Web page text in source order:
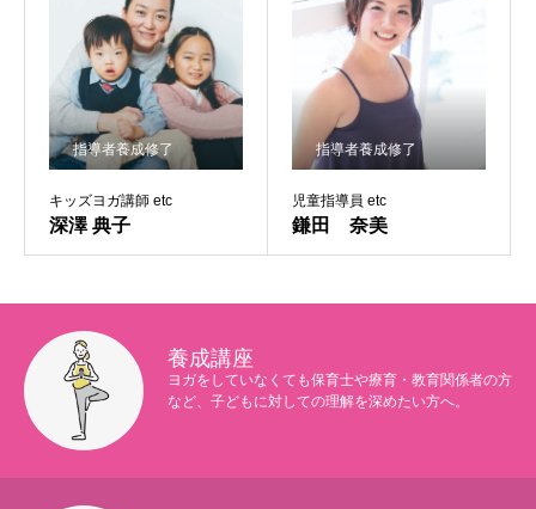
キッズヨガ講師 etc
深澤 典子
指導者養成修了
児童指導員 etc
鎌田 奈美
指導者養成修了
養成講座
ヨガをしていなくても保育士や療育・教育関係者の方
など、子どもに対しての理解を深めたい方へ。